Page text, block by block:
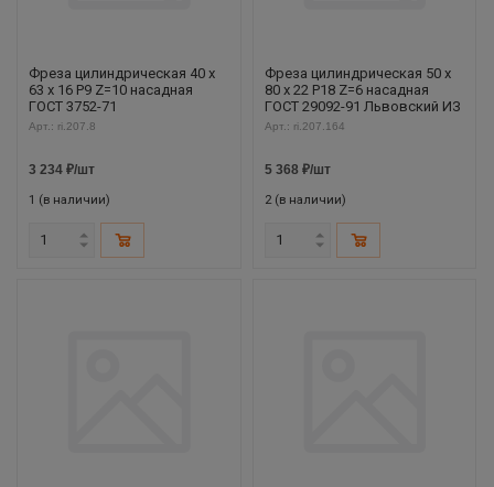
Фреза цилиндрическая 40 х
63 х 16 Р9 Z=10 насадная
ГОСТ 3752-71
Арт.: ri.207.8
3 234 ₽/шт
1 (в наличии)
Фреза цилиндрическая 50 х
80 х 22 Р18 Z=6 насадная
ГОСТ 29092-91 Львовский ИЗ
Арт.: ri.207.164
5 368 ₽/шт
2 (в наличии)